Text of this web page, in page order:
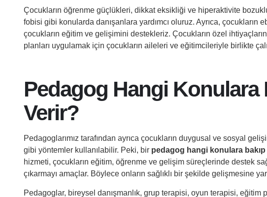
Çocukların öğrenme güçlükleri, dikkat eksikliği ve hiperaktivite
fobisi gibi konularda danışanlara yardımcı oluruz. Ayrıca,
çocukların eğitim ve gelişimini destekleriz. Çocukların özel
planları uygulamak için çocukların aileleri ve eğitimcileriyle birlikte
Pedagog Hangi Konulara
Verir?
Pedagoglarımız tarafından ayrıca çocukların duygusal ve sosyal
gibi yöntemler kullanılabilir. Peki, bir pedagog hangi konulara
hizmeti, çocukların eğitim, öğrenme ve gelişim süreçlerinde destek
çıkarmayı amaçlar. Böylece onların sağlıklı bir şekilde gelişmesine
Pedagoglar, bireysel danışmanlık, grup terapisi, oyun terapisi, eğitim